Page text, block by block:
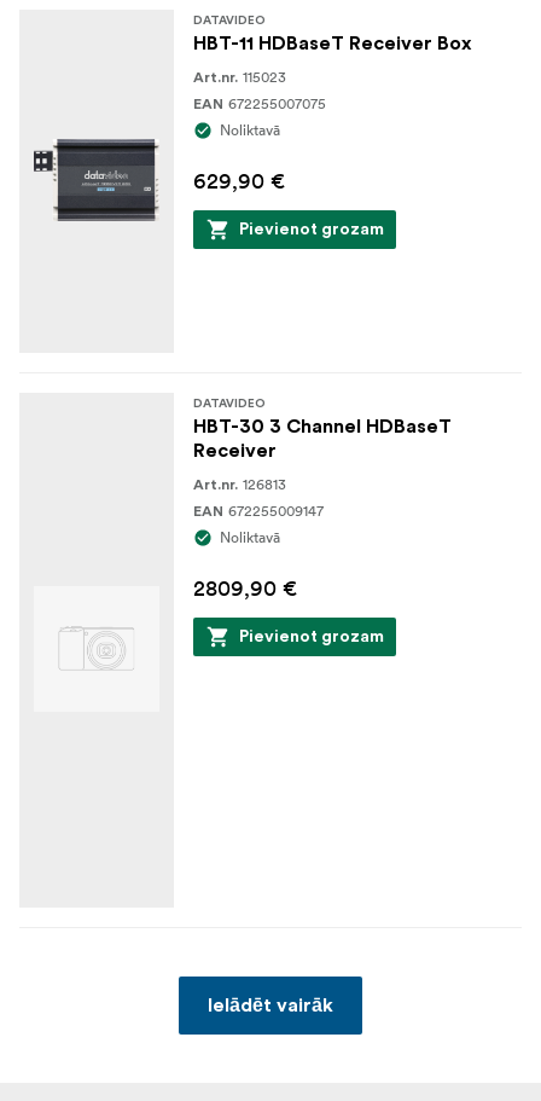
DATAVIDEO
HBT-11 HDBaseT Receiver Box
Art.nr. 115023
EAN 672255007075
Noliktavā
629,90 €
Pievienot grozam
DATAVIDEO
HBT-30 3 Channel HDBaseT
Receiver
Art.nr. 126813
EAN 672255009147
Noliktavā
2809,90 €
Pievienot grozam
Ielādēt vairāk